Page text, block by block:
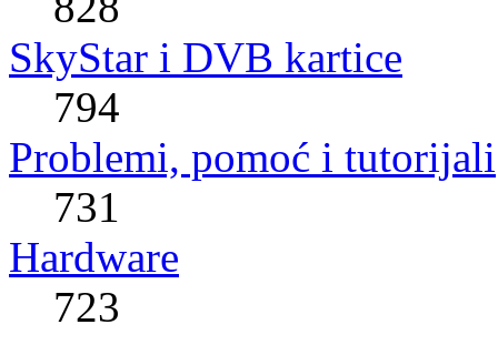
SkyStar i DVB kartice
794
Problemi, pomoć i tutorijali
731
Hardware
723